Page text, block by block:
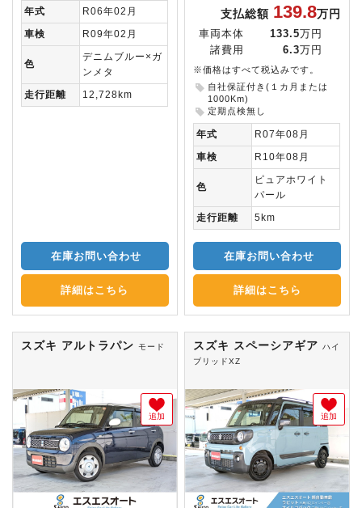
年式
R06年02月
車検
R09年02月
色
デニムブルー×ガ
ンメタ
走行距離
12,728km
在庫お問い合わせ
詳細はこちら
支払総額 139.8万円
車両本体 133.5万円
諸費用
6.3万円
※価格はすべて税込みです。
自社保証付き(１カ月または
1000Km)
定期点検無し
年式
R07年08月
車検
R10年08月
色
ピュアホワイト
パール
走行距離
5km
在庫お問い合わせ
詳細はこちら
スズキ アルトラパン モード
追加
スズキ スペーシアギアハイ
ブリッドXZ
追加